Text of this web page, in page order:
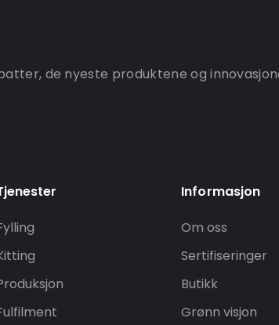
de nyeste produktene og
Informasjon
Om oss
Sertifiseringer
Butikk
Grønn visjon